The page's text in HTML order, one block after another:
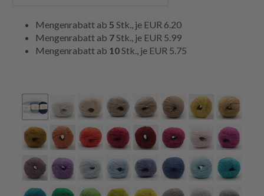
Mengenrabatt ab 5 Stk., je EUR 6.20
Mengenrabatt ab 7 Stk., je EUR 5.99
Mengenrabatt ab 10 Stk., je EUR 5.75